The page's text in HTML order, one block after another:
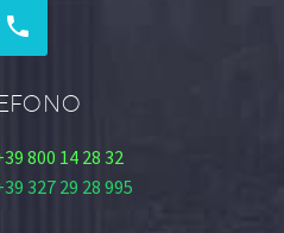


800 14 28 32
327 29 28 995